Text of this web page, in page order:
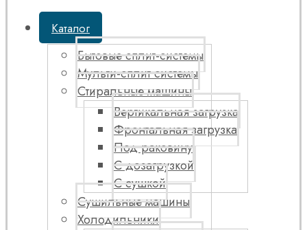
Каталог
Бытовые сплит-системы
Мульти-сплит системы
Стиральные машины
Вертикальная загрузка
Фронтальная загрузка
Под раковину
С дозагрузкой
С сушкой
Сушильные машины
Холодильники